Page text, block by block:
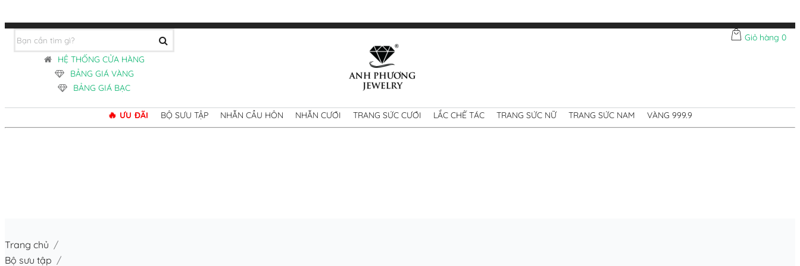
Giỏ hàng 0
HỆ THỐNG CỬA HÀNG
BẢNG GIÁ VÀNG
BẢNG GIÁ BẠC
ƯU ĐÃI BỘ SƯU TẬP NHẪN CẦU HÔN NHẪN CƯỚI TRANG SỨC CƯỚI LẮC CHẾ TÁC TRANG SỨC NỮ TRANG SỨC NAM VÀNG 999.9
Trang chủ /
Bộ sưu tập /